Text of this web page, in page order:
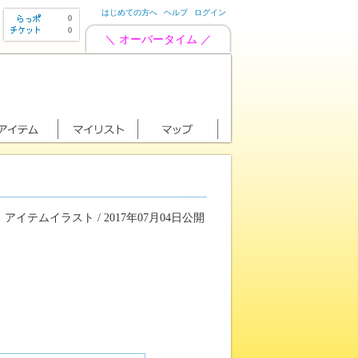
0
0
はじめての方へ ヘルプ ログイン
＼ オーバータイム ／
アイテムイラスト / 2017年07月04日公開